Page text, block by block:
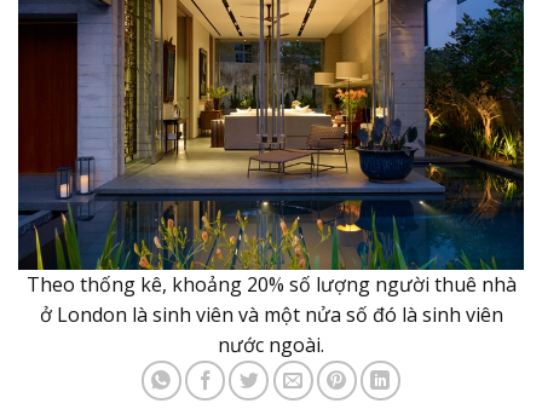
Theo thống kê, khoảng 20% số lượng người thuê nhà
ở London là sinh viên và một nửa số đó là sinh viên
nước ngoài.